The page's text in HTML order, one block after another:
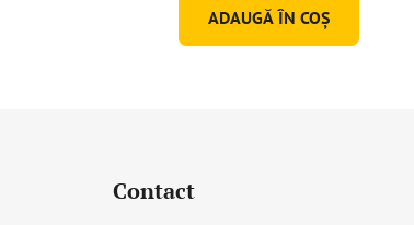
ADAUGĂ ÎN COŞ
Contact